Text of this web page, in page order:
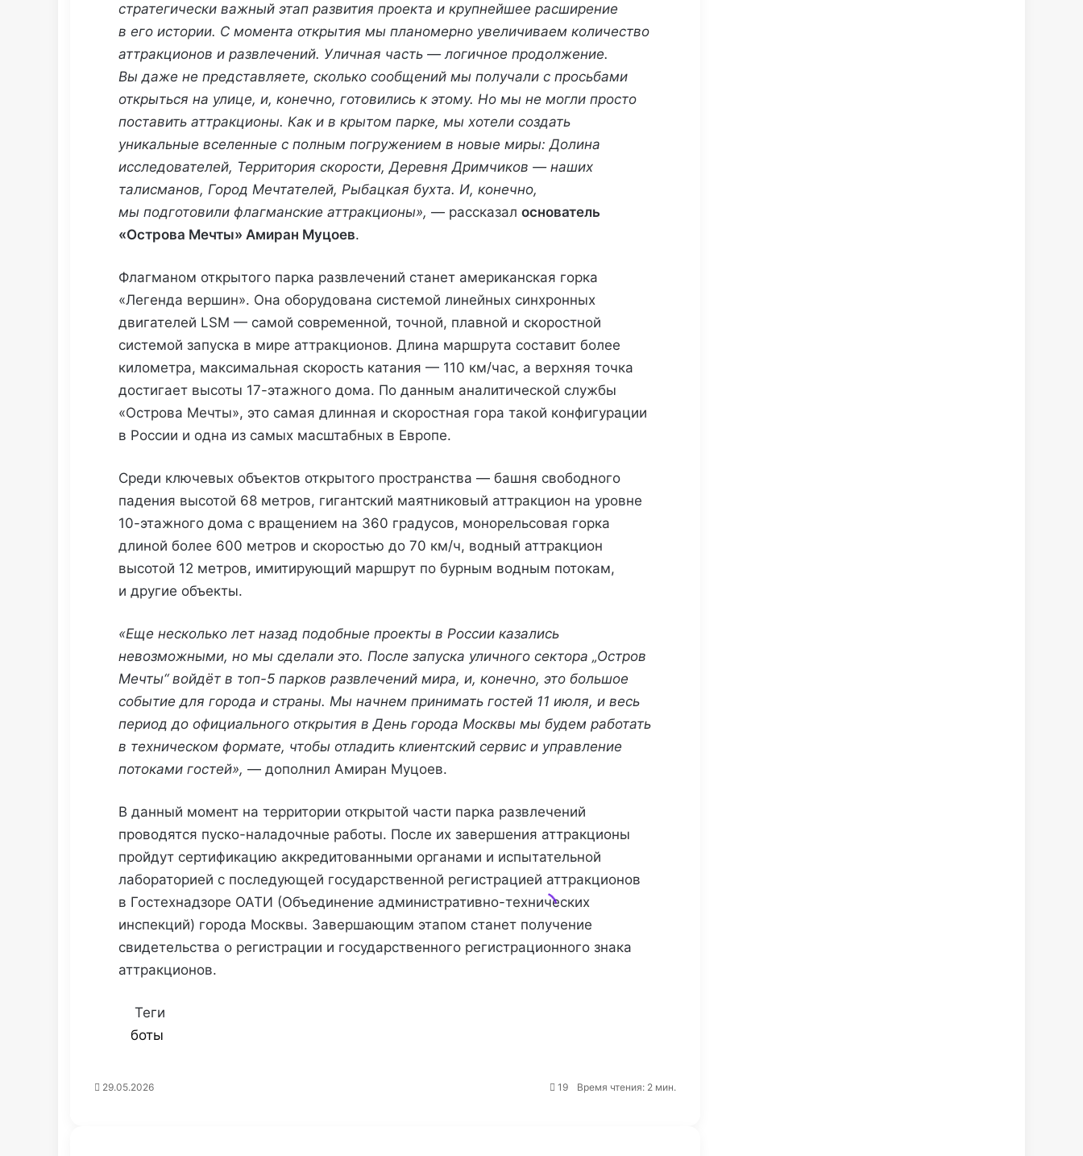
стратегически важный этап развития проекта и крупнейшее расширение
в его истории. С момента открытия мы планомерно увеличиваем количество
аттракционов и развлечений. Уличная часть — логичное продолжение.
Вы даже не представляете, сколько сообщений мы получали с просьбами
открыться на улице, и, конечно, готовились к этому. Но мы не могли просто
поставить аттракционы. Как и в крытом парке, мы хотели создать
уникальные вселенные с полным погружением в новые миры: Долина
исследователей, Территория скорости, Деревня Дримчиков — наших
талисманов, Город Мечтателей, Рыбацкая бухта. И, конечно,
мы подготовили флагманские аттракционы», — рассказал основатель
«Острова Мечты» Амиран Муцоев.
Флагманом открытого парка развлечений станет американская горка
«Легенда вершин». Она оборудована системой линейных синхронных
двигателей LSM — самой современной, точной, плавной и скоростной
системой запуска в мире аттракционов. Длина маршрута составит более
километра, максимальная скорость катания — 110 км/час, а верхняя точка
достигает высоты 17-этажного дома. По данным аналитической службы
«Острова Мечты», это самая длинная и скоростная гора такой конфигурации
в России и одна из самых масштабных в Европе.
Среди ключевых объектов открытого пространства — башня свободного
падения высотой 68 метров, гигантский маятниковый аттракцион на уровне
10-этажного дома с вращением на 360 градусов, монорельсовая горка
длиной более 600 метров и скоростью до 70 км/ч, водный аттракцион
высотой 12 метров, имитирующий маршрут по бурным водным потокам,
и другие объекты.
«Еще несколько лет назад подобные проекты в России казались
невозможными, но мы сделали это. После запуска уличного сектора „Остров
Мечты“ войдёт в топ-5 парков развлечений мира, и, конечно, это большое
событие для города и страны. Мы начнем принимать гостей 11 июля, и весь
период до официального открытия в День города Москвы мы будем работать
в техническом формате, чтобы отладить клиентский сервис и управление
потоками гостей», — дополнил Амиран Муцоев.
В данный момент на территории открытой части парка развлечений
проводятся пуско-наладочные работы. После их завершения аттракционы
пройдут сертификацию аккредитованными органами и испытательной
лабораторией с последующей государственной регистрацией аттракционов
в Гостехнадзоре ОАТИ (Объединение административно-технических
инспекций) города Москвы. Завершающим этапом станет получение
свидетельства о регистрации и государственного регистрационного знака
аттракционов.
Теги
боты
29.05.2026 19 Время чтения: 2 мин.
сменила собственника